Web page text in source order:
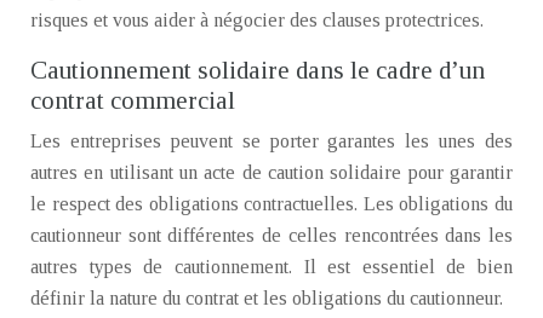
risques et vous aider à négocier des clauses protectrices.
Cautionnement solidaire dans le cadre d’un
contrat commercial
Les entreprises peuvent se porter garantes les unes des
autres en utilisant un acte de caution solidaire pour garantir
le respect des obligations contractuelles. Les obligations du
cautionneur sont différentes de celles rencontrées dans les
autres types de cautionnement. Il est essentiel de bien
définir la nature du contrat et les obligations du cautionneur.